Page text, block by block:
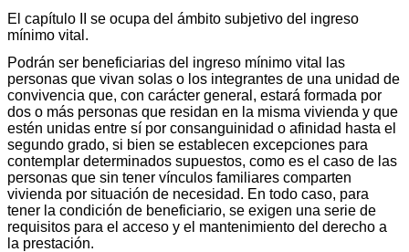
El capítulo II se ocupa del ámbito subjetivo del ingreso
mínimo vital.
Podrán ser beneficiarias del ingreso mínimo vital las
personas que vivan solas o los integrantes de una unidad de
convivencia que, con carácter general, estará formada por
dos o más personas que residan en la misma vivienda y que
estén unidas entre sí por consanguinidad o afinidad hasta el
segundo grado, si bien se establecen excepciones para
contemplar determinados supuestos, como es el caso de las
personas que sin tener vínculos familiares comparten
vivienda por situación de necesidad. En todo caso, para
tener la condición de beneficiario, se exigen una serie de
requisitos para el acceso y el mantenimiento del derecho a
la prestación.